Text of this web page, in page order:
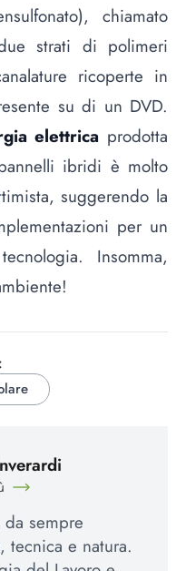
chiamato
strati di polimeri
ricoperte in
su di un DVD.
elettrica prodotta
ibridi è molto
suggerendo la
per un
Insomma,
sempre
tecnica e natura.